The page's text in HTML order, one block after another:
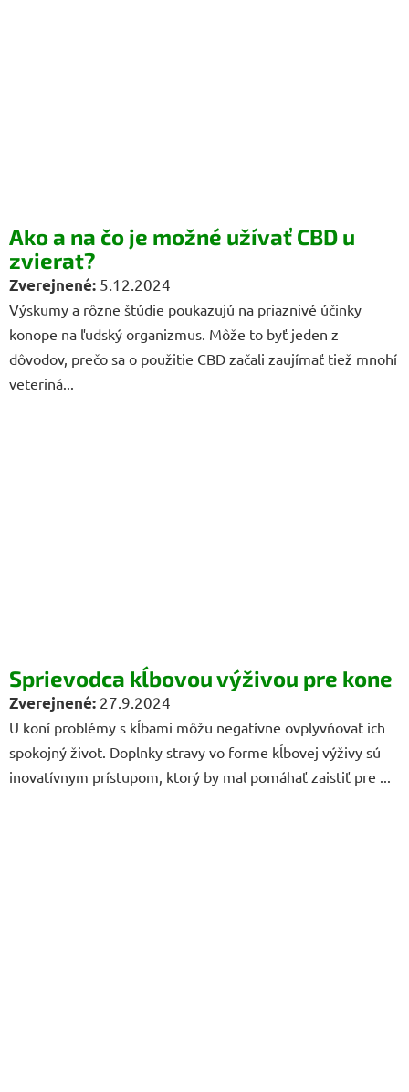
Ako a na čo je možné užívať CBD u
zvierat?
5.12.2024
Výskumy a rôzne štúdie poukazujú na priaznivé účinky
konope na ľudský organizmus. Môže to byť jeden z
dôvodov, prečo sa o použitie CBD začali zaujímať tiež mnohí
veteriná...
Sprievodca kĺbovou výživou pre kone
27.9.2024
U koní problémy s kĺbami môžu negatívne ovplyvňovať ich
spokojný život. Doplnky stravy vo forme kĺbovej výživy sú
inovatívnym prístupom, ktorý by mal pomáhať zaistiť pre ...